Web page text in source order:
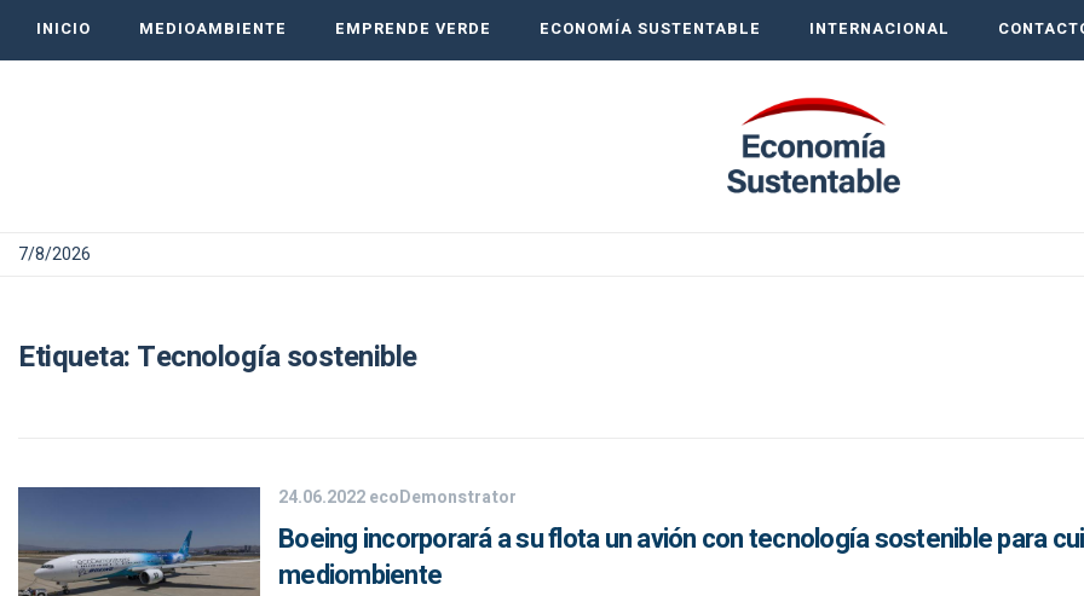
INICIO MEDIOAMBIENTE EMPRENDE VERDE ECONOMÍA SUSTENTABLE INTERNACIONAL
7/8/2026
Etiqueta: Tecnología sostenible
24.06.2022ecoDemonstrator
Boeing incorporará a su flota un avión con tecnología sostenible para
mediombiente